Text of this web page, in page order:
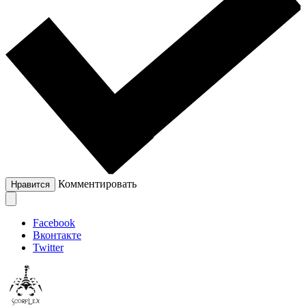
Нравится Комментировать
Facebook
Вконтакте
Twitter